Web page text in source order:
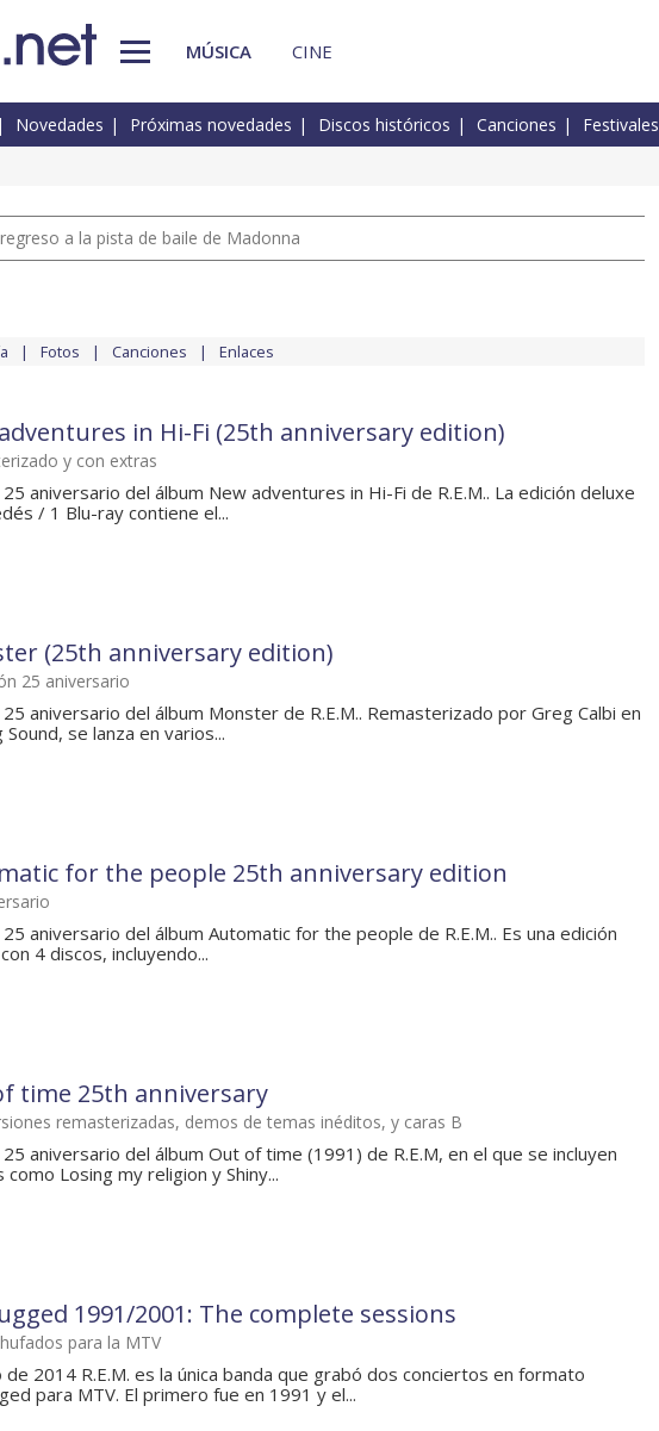
MÚSICA CINE
Novedades Próximas novedades Discos históricos Canciones Festivales
a la pista de baile de Madonna
Fotos Canciones Enlaces
in Hi-Fi (25th anniversary edition)
y con extras
25 aniversario del álbum New adventures in Hi-Fi de R.E.M.. La edición deluxe
/ 1 Blu-ray contiene el...
(25th anniversary edition)
25 aniversario
25 aniversario del álbum Monster de R.E.M.. Remasterizado por Greg Calbi en
Sound, se lanza en varios...
for the people 25th anniversary edition
25 aniversario del álbum Automatic for the people de R.E.M.. Es una edición
4 discos, incluyendo...
time 25th anniversary
remasterizadas, demos de temas inéditos, y caras B
25 aniversario del álbum Out of time (1991) de R.E.M, en el que se incluyen
como Losing my religion y Shiny...
1991/2001: The complete sessions
para la MTV
de 2014 R.E.M. es la única banda que grabó dos conciertos en formato
para MTV. El primero fue en 1991 y el...